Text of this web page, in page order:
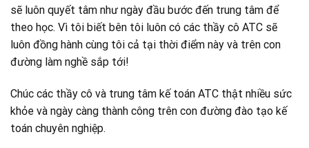
sẽ luôn quyết tâm như ngày đầu bước đến trung tâm để
theo học. Vì tôi biết bên tôi luôn có các thầy cô ATC sẽ
luôn đồng hành cùng tôi cả tại thời điểm này và trên con
đường làm nghề sắp tới!
Chúc các thầy cô và trung tâm kế toán ATC thật nhiều sức
khỏe và ngày càng thành công trên con đường đào tạo kế
toán chuyên nghiệp.